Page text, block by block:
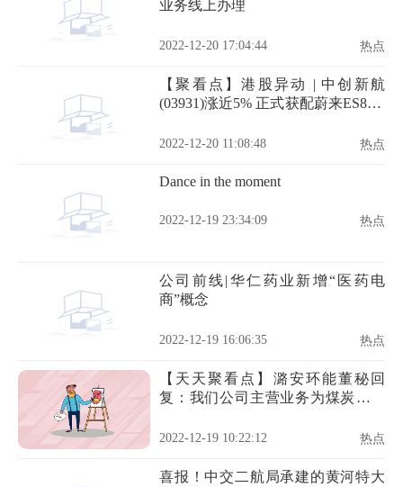
业务线上办理
2022-12-20 17:04:44 热点
【聚看点】港股异动 | 中创新航
(03931)涨近5% 正式获配蔚来ES8 有
2022-12-20 11:08:48 热点
Dance in the moment
2022-12-19 23:34:09 热点
公司前线|华仁药业新增“医药电
商”概念
2022-12-19 16:06:35 热点
【天天聚看点】潞安环能董秘回
复：我们公司主营业务为煤炭的生
吹煤、其他洗煤等
2022-12-19 10:22:12 热点
喜报！中交二航局承建的黄河特大